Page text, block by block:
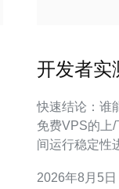
开发者实
快速结论：谁能跑得快
免费VPS的上
间运行稳定性
际项目落地中
2026年8月5日